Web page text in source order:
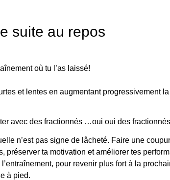
suite au repos
où tu l’as laissé!
et lentes en augmentant progressivement
avec des fractionnés …oui oui des
n’est pas signe de lâcheté. Faire une
préserver ta motivation et améliorer tes
pour revenir plus fort à la
à pied.